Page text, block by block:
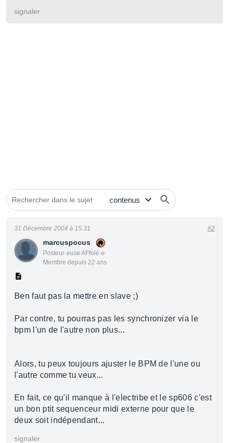
signaler
marcuspocus
Posteur·euse AFfolé·e
Membre depuis 22 ans
31 Décembre 2004 à 15:31 #2
Ben faut pas la mettre en slave ;)
Par contre, tu pourras pas les synchronizer via le
bpm l'un de l'autre non plus...
Alors, tu peux toujours ajuster le BPM de l'une ou
l'autre comme tu veux...
En fait, ce qu'il manque à l'electribe et le sp606 c'est
un bon ptit sequenceur midi externe pour que le
deux soit indépendant...
signaler